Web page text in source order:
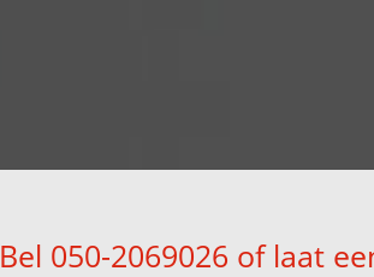
Bel 050-2069026 of laat